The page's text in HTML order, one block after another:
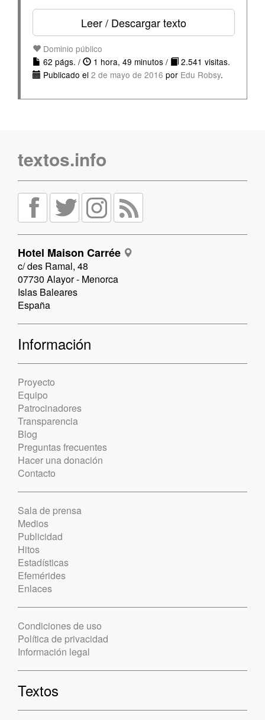
Leer / Descargar texto
Dominio público
62 págs. /
1 hora, 49 minutos /
2.541 visitas.
Publicado el 2 de mayo de 2016 por Edu Robsy.
textos.info
Hotel Maison Carrée
c/ des Ramal, 48
07730 Alayor - Menorca
Islas Baleares
España
Información
Proyecto
Equipo
Patrocinadores
Transparencia
Blog
Preguntas frecuentes
Hacer una donación
Contacto
Sala de prensa
Medios
Publicidad
Hitos
Estadísticas
Efemérides
Enlaces
Condiciones de uso
Política de privacidad
Información legal
Textos